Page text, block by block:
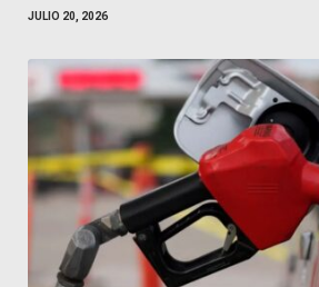
JULIO 20, 2026